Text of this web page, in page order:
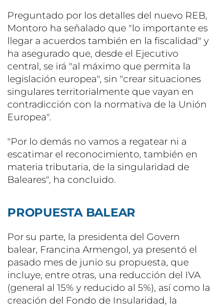
Preguntado por los detalles del nuevo REB,
Montoro ha señalado que "lo importante es
llegar a acuerdos también en la fiscalidad" y
ha asegurado que, desde el Ejecutivo
central, se irá "al máximo que permita la
legislación europea", sin "crear situaciones
singulares territorialmente que vayan en
contradicción con la normativa de la Unión
Europea".
"Por lo demás no vamos a regatear ni a
escatimar el reconocimiento, también en
materia tributaria, de la singularidad de
Baleares", ha concluido.
PROPUESTA BALEAR
Por su parte, la presidenta del Govern
balear, Francina Armengol, ya presentó el
pasado mes de junio su propuesta, que
incluye, entre otras, una reducción del IVA
(general al 15% y reducido al 5%), así como la
creación del Fondo de Insularidad, la